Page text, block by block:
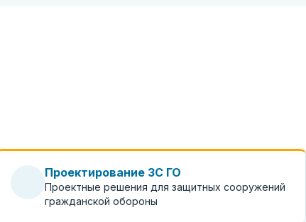
Проектирование ЗС ГО
Проектные решения для защитных сооружений
гражданской обороны